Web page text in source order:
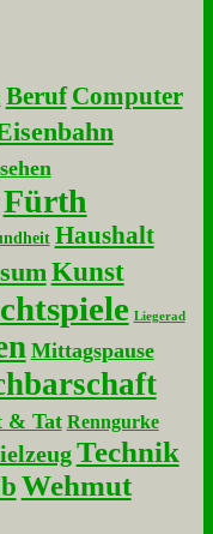
Beruf Computer
Fürth
Haushalt
Kunst
Liegerad
Mittagspause
& Tat Renngurke
Technik
Wehmut